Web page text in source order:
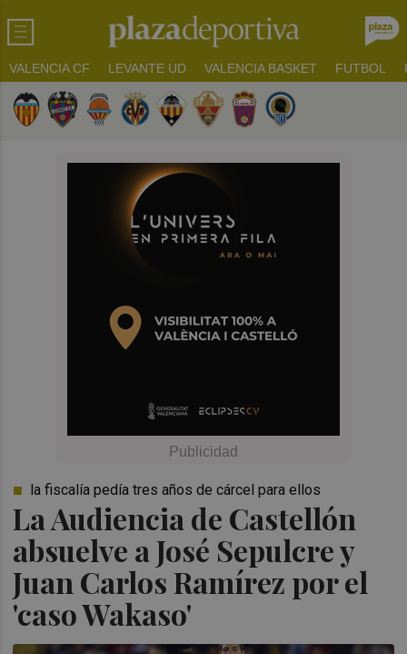
VALENCIA CF LEVANTE UD VALENCIA BASKET FUTBOL
La Audiencia de Castellón
absuelve a José Sepulcre y
Juan Carlos Ramírez por el
'caso Wakaso'
la fiscalía pedía tres años de cárcel para ellos